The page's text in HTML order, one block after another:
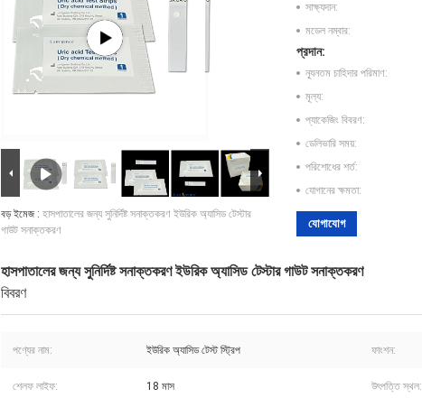
বড় ইমেজ : হাসপাতালের জন্য সুনির্দিষ্ট সনাক্তকরণ ইউরিক অ্যাসিড টেস্টার
গাউট সনাক্তকরণ
সাক্ষ্যদান:
মডেল নম্বার:
প্রদান:
ন্যূনতম চাহিদার পরিমাণ:
মূল্য:
প্যাকেজিং বিবরণ:
ডেলিভারি সময়:
পরিশোধের শর্ত:
যোগানের ক্ষমতা:
যোগাযোগ
হাসপাতালের জন্য সুনির্দিষ্ট সনাক্তকরণ ইউরিক অ্যাসিড টেস্টার গাউট সনাক্তকরণ
বিবরণ
পণ্যের নাম: ইউরিক অ্যাসিড টেস্ট স্ট্রিপ ফাংশন:
শেলফ লাইফ: 18 মাস উৎপত্তি স্থল: